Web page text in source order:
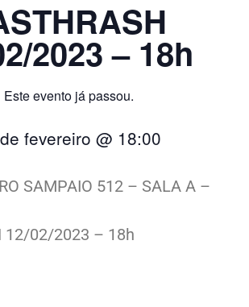
2023 – 18h
Este evento já passou.
fevereiro @ 18:00
SAMPAIO 512 – SALA A –
12/02/2023 – 18h